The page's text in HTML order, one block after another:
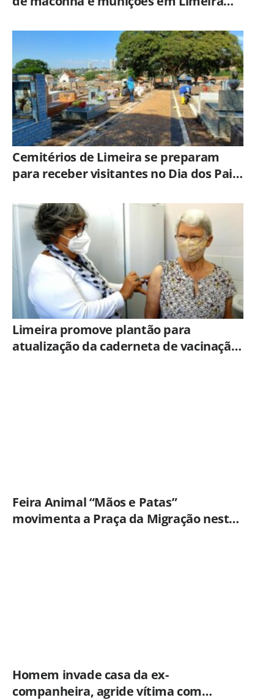
Cemitérios de Limeira se preparam
para receber visitantes no Dia dos Pais;
Limeira promove plantão para
atualização da caderneta de vacinação
Feira Animal “Mãos e Patas”
movimenta a Praça da Migração neste
Homem invade casa da ex-
companheira, agride vítima com